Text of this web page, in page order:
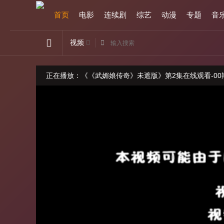
首页 电影 连续剧 综艺 动漫 专题 音
视频
正在播放：《《武媚娘传奇》未遮版》第2集在线观看-00